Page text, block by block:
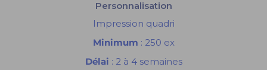
Personnalisation
Impression quadri
Minimum : 250 ex
Délai : 2 à 4 semaines